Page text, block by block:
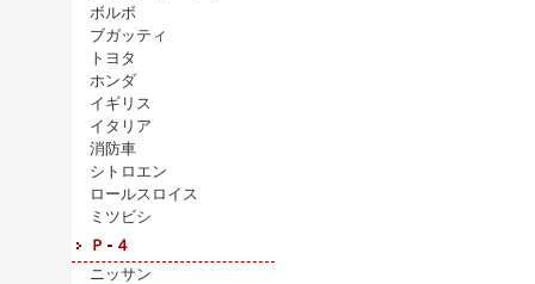
ボルボ
ブガッティ
トヨタ
ホンダ
イギリス
イタリア
消防車
シトロエン
ロールスロイス
ミツビシ
Ｐ-４
ニッサン